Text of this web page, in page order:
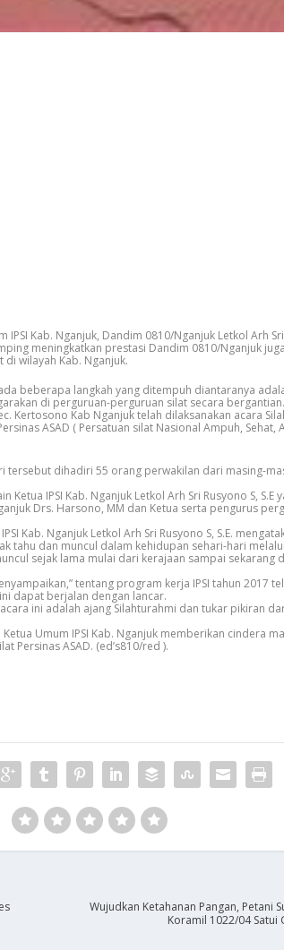
IPSI Kab. Nganjuk, Dandim 0810/Nganjuk Letkol Arh
meningkatkan prestasi Dandim 0810/Nganjuk
wilayah Kab. Nganjuk.
beberapa langkah yang ditempuh diantaranya
di perguruan-perguruan silat secara bergantian.
Kertosono Kab Nganjuk telah dilaksanakan acara
ASAD ( Persatuan silat Nasional Ampuh, Sehat,
tersebut dihadiri 55 orang perwakilan dari masing-
IPSI Kab. Nganjuk Letkol Arh Sri Rusyono S, S.E
Drs. Harsono, MM dan Ketua serta pengurus
Kab. Nganjuk Letkol Arh Sri Rusyono S, S.E.
tahu dan muncul dalam kehidupan sehari-hari
sejak lama mulai dari kerajaan sampai sekarang
tentang program kerja IPSI tahun 2017
dapat berjalan dengan lancar.
ini adalah ajang Silahturahmi dan tukar pikiran
Umum IPSI Kab. Nganjuk memberikan cindera
Persinas ASAD. (ed’s810/red ).
Wujudkan Ketahanan Pangan, Petani
Koramil 1022/04 Satui